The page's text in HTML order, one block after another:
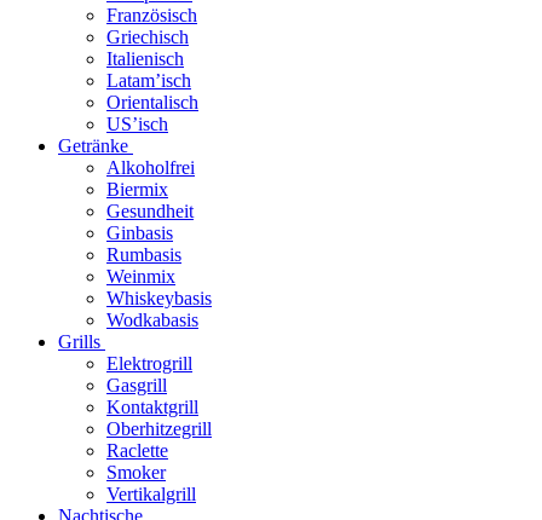
Französisch
Griechisch
Italienisch
Latam’isch
Orientalisch
US’isch
Getränke
Alkoholfrei
Biermix
Gesundheit
Ginbasis
Rumbasis
Weinmix
Whiskeybasis
Wodkabasis
Grills
Elektrogrill
Gasgrill
Kontaktgrill
Oberhitzegrill
Raclette
Smoker
Vertikalgrill
Nachtische